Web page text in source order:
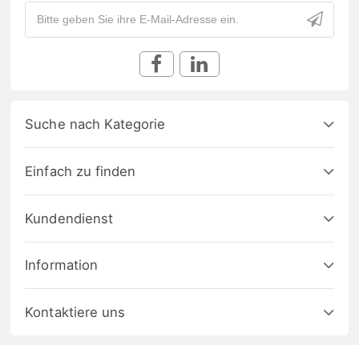
Suche nach Kategorie
Einfach zu finden
Kundendienst
Information
Kontaktiere uns